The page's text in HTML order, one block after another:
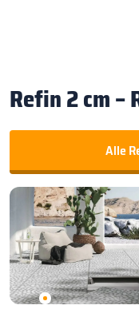
Refin 2 cm –
Alle